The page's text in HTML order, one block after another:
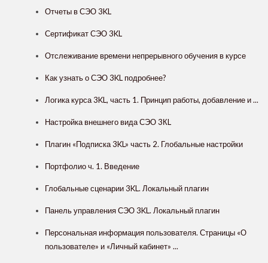
Отчеты в СЭО 3KL
Сертификат СЭО 3KL
Отслеживание времени непрерывного обучения в курсе
Как узнать о СЭО 3KL подробнее?
Логика курса 3KL, часть 1. Принцип работы, добавление и ...
Настройка внешнего вида СЭО 3КL
Плагин «Подписка 3KL» часть 2. Глобальные настройки
Портфолио ч. 1. Введение
Глобальные сценарии 3KL. Локальный плагин
Панель управления СЭО 3KL. Локальный плагин
Персональная информация пользователя. Страницы «О
пользователе» и «Личный кабинет» ...